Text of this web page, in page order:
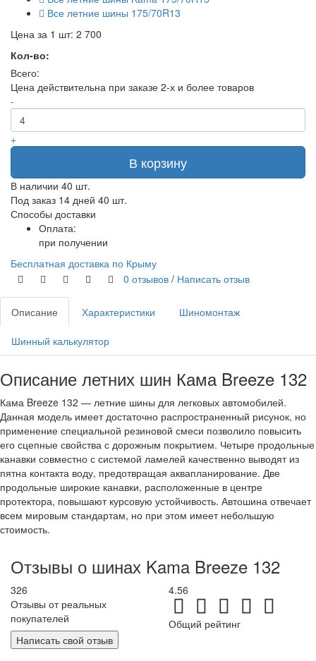
Все летние шины 175/70R13
Цена за 1 шт: 2 700
Кол-во:
Всего:
Цена действительна при заказе 2-х и более товаров
-
+
В корзину
В наличии 40 шт.
Под заказ 14 дней 40 шт.
Способы доставки
Оплата:
при получении
Бесплатная доставка по Крыму
0 отзывов / Написать отзыв
Описание Характеристики Шиномонтаж
Шинный калькулятор
Описание летних шин Кама Breeze 132
Кама Breeze 132 — летние шины для легковых автомобилей.
Данная модель имеет достаточно распространенный рисунок, но
применение специальной резиновой смеси позволило повысить
его сцепные свойства с дорожным покрытием. Четыре продольные
канавки совместно с системой ламелей качественно выводят из
пятна контакта воду, предотвращая аквапланирование. Две
продольные широкие канавки, расположенные в центре
протектора, повышают курсовую устойчивость. Автошина отвечает
всем мировым стандартам, но при этом имеет небольшую
стоимость.
Отзывы о шинах Kama Breeze 132
326
Отзывы от реальных
покупателей
4.56
Общий рейтинг
Написать свой отзыв